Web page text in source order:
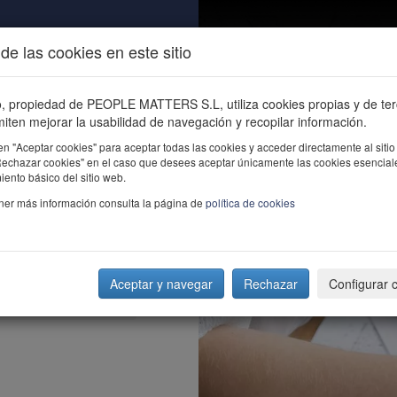
ÚNETE CONTACTO
que se creen
las cookies en este sitio
propiedad de PEOPLE MATTERS S.L, utiliza cookies propias y de
mejorar la usabilidad de navegación y recopilar información.
"Aceptar cookies" para aceptar todas las cookies y acceder directamente al
cookies" en el caso que desees aceptar únicamente las cookies
básico del sitio web.
más información consulta la página de política de cookies
Aceptar y navegar Rechazar Configurar